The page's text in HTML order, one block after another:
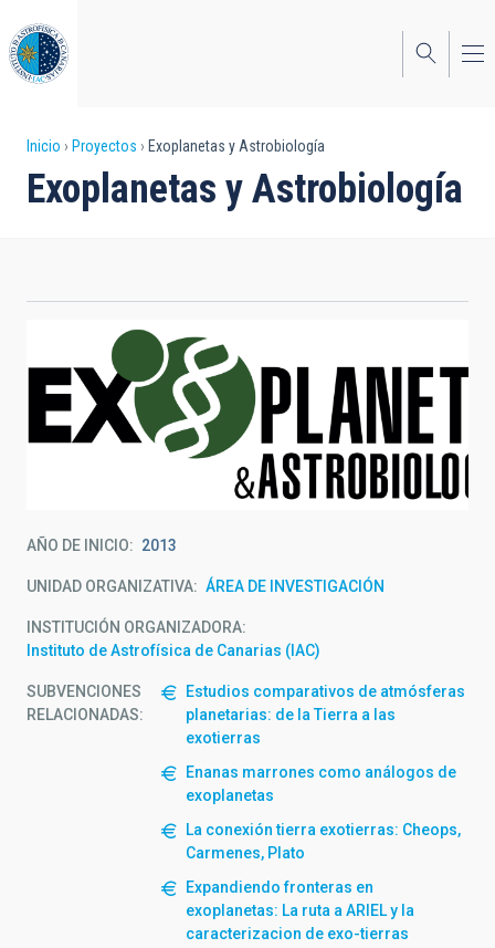
al
contenido
principal
Sobrescribir
enlaces
a
navegación
Inicio Proyectos Exoplanetas y Astrobiología
Exoplanetas y Astrobiología
AÑO DE INICIO 2013
UNIDAD ORGANIZATIVA ÁREA DE INVESTIGACIÓN
INSTITUCIÓN ORGANIZADORA
Instituto de Astrofísica de Canarias (IAC)
SUBVENCIONES
RELACIONADAS:
Estudios comparativos de atmósferas
planetarias: de la Tierra a las
exotierras
Enanas marrones como análogos de
exoplanetas
La conexión tierra exotierras: Cheops,
Carmenes, Plato
Expandiendo fronteras en
exoplanetas: La ruta a ARIEL y la
caracterizacion de exo-tierras